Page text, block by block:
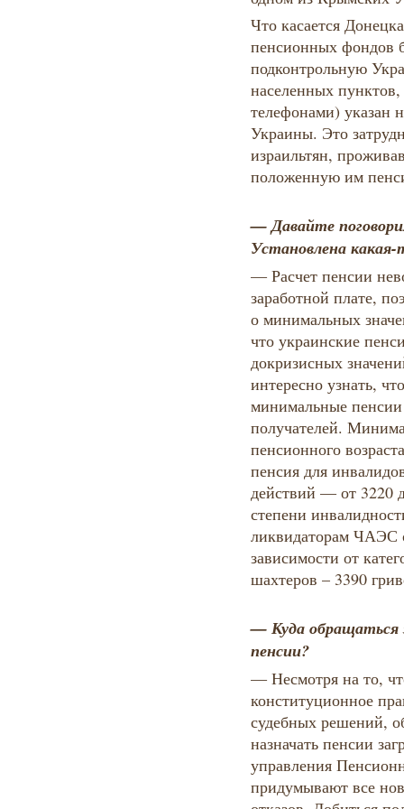
Что касается
пенсионных фондов
подконтрольную
населенных
телефонами) указан
Украины. Это
израильтян,
положенную им
— Давайте
Установлена
— Расчет пенсии
заработной плате,
о минимальных
что украинские
докризисных
интересно узнать,
минимальные пенсии
получателей.
пенсионного
пенсия для
действий — от 3220
степени
ликвидаторам ЧАЭС
зависимости от
шахтеров – 3390
— Куда обращаться
пенсии?
— Несмотря на то,
конституционное
судебных решений,
назначать пенсии
управления
придумывают все